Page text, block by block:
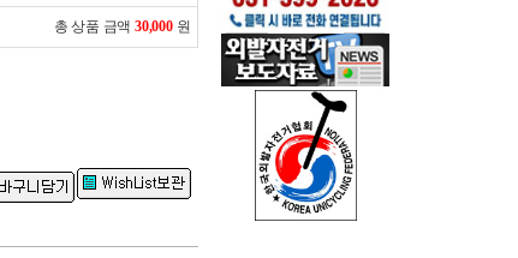
총 상품 금액 30,000 원